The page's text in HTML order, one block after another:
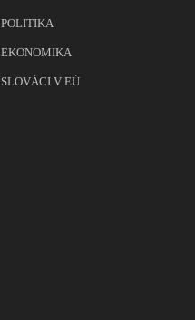
POLITIKA
EKONOMIKA
SLOVÁCI V EÚ